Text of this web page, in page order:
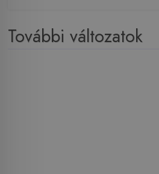
További változatok